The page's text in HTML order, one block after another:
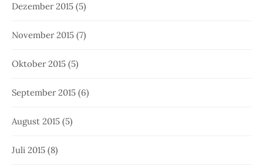
Dezember 2015 (5)
November 2015 (7)
Oktober 2015 (5)
September 2015 (6)
August 2015 (5)
Juli 2015 (8)